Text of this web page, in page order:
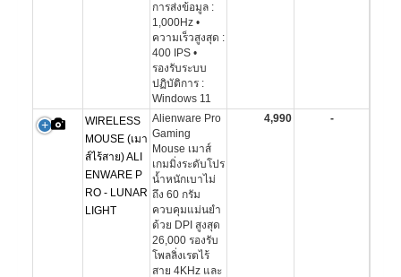
การส่งข้อมูล :
1,000Hz •
ความเร็วสูงสุด :
400 IPS •
รองรับระบบ
ปฏิบัติการ :
Windows 11
WIRELESS
MOUSE (เมา
ส์ไร้สาย) ALI
ENWARE P
RO - LUNAR
LIGHT
Alienware Pro
Gaming
Mouse เมาส์
เกมมิ่งระดับโปร
น้ำหนักเบาไม่
ถึง 60 กรัม
ควบคุมแม่นยำ
ด้วย DPI สูงสุด
26,000 รองรับ
โพลลิ่งเรตไร้
สาย 4KHz และ
4,990 -